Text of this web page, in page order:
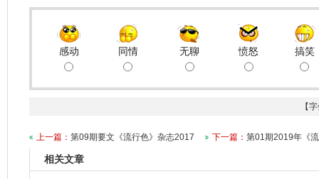
感动 同情 无聊 愤怒 搞笑
【
上一篇： 第09期要文《流行色》杂志2017 下一篇： 第01期2019年《
相关文章